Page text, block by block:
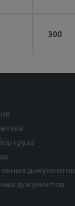
300
груза
документов
документов